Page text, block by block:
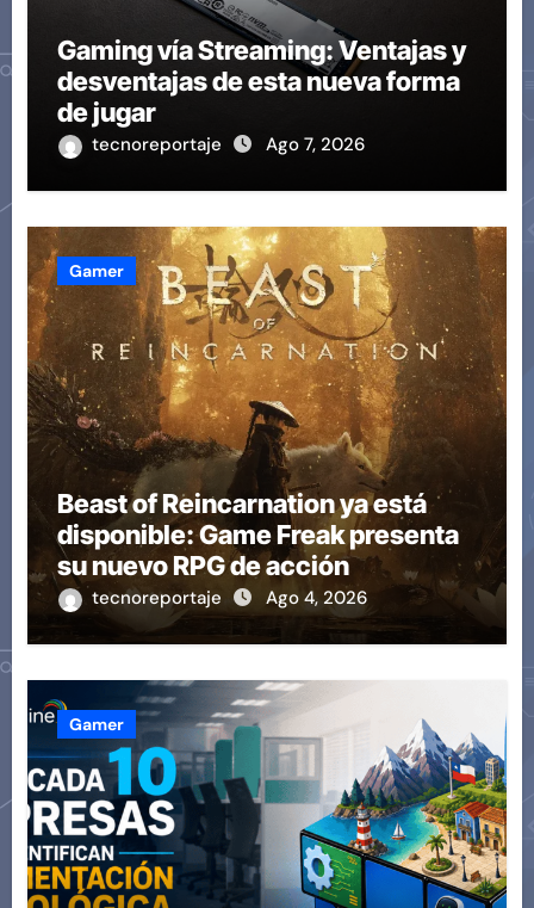
Gaming vía Streaming: Ventajas y
desventajas de esta nueva forma
de jugar
tecnoreportaje Ago 7, 2026
Gamer
Beast of Reincarnation ya está
disponible: Game Freak presenta
su nuevo RPG de acción
tecnoreportaje Ago 4, 2026
Gamer